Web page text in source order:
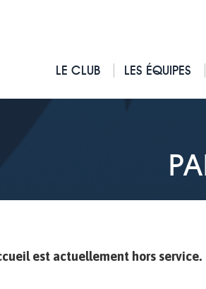
LE CLUB LES ÉQUIPES
est actuellement hors service.